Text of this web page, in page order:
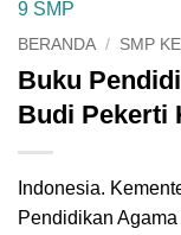
BERANDA / SMP
Buku
Budi Pekerti
Indonesia.
Pendidikan